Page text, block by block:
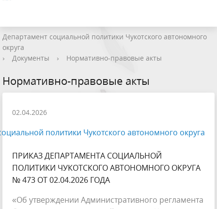
Департамент социальной политики Чукотского автономного
округа
›
Документы › Нормативно-правовые акты
Нормативно-правовые акты
02.04.2026
политики Чукотского автономного округа
ПРИКАЗ ДЕПАРТАМЕНТА СОЦИАЛЬНОЙ
ПОЛИТИКИ ЧУКОТСКОГО АВТОНОМНОГО ОКРУГА
№ 473 ОТ 02.04.2026 ГОДА
«Об утверждении Административного регламента